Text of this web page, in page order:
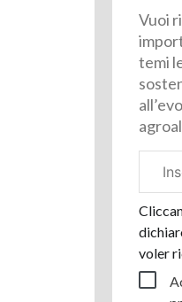
Vuoi
temi
voler